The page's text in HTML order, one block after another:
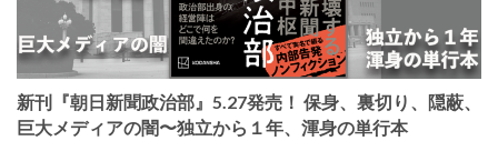
新刊『朝日新聞政治部』5.27発売！ 保身、裏切り、隠蔽、
巨大メディアの闇〜独立から１年、渾身の単行本